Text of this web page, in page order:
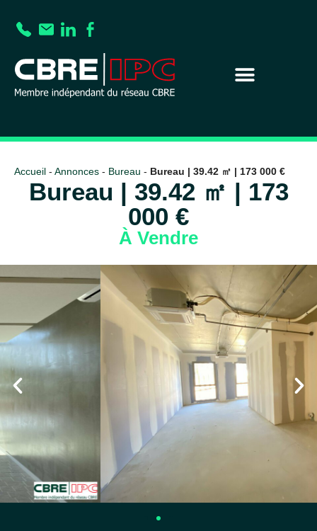
Accueil - Annonces - Bureau - Bureau | 39.42 ㎡ | 173 000 €
Bureau | 39.42 ㎡ | 173
000 €
À Vendre